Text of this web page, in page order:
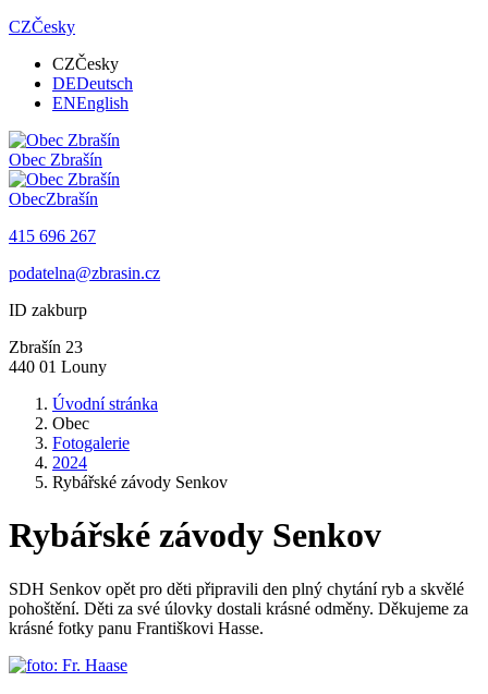
CZČesky
CZČesky
DEDeutsch
ENEnglish
Obec Zbrašín
ObecZbrašín
415 696 267
podatelna@zbrasin.cz
ID zakburp
Zbrašín 23
440 01 Louny
Úvodní stránka
Obec
Fotogalerie
2024
Rybářské závody Senkov
Rybářské závody Senkov
SDH Senkov opět pro děti připravili den plný chytání ryb a skvělé
pohoštění. Děti za své úlovky dostali krásné odměny. Děkujeme za
krásné fotky panu Františkovi Hasse.